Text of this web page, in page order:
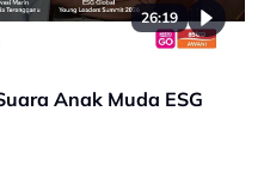
26:19
Anak Muda ESG